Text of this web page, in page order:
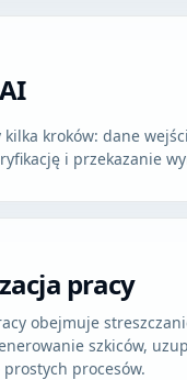
kilka kroków: dane
i przekazanie
pracy
obejmuje
szkiców,
procesów.